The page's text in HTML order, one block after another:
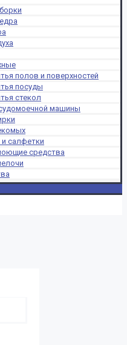
полов и поверхностей
посуды
стекол
машины
и салфетки
средства